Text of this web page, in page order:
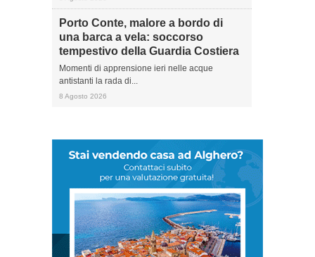
Porto Conte, malore a bordo di
una barca a vela: soccorso
tempestivo della Guardia Costiera
Momenti di apprensione ieri nelle acque
antistanti la rada di...
8 Agosto 2026